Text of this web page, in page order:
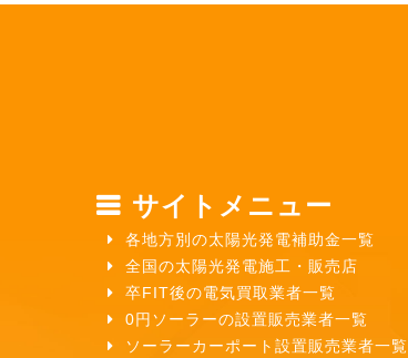
サイトメニュー
各地方別の太陽光発電補助金一覧
全国の太陽光発電施工・販売店
卒FIT後の電気買取業者一覧
0円ソーラーの設置販売業者一覧
ソーラーカーポート設置販売業者一覧